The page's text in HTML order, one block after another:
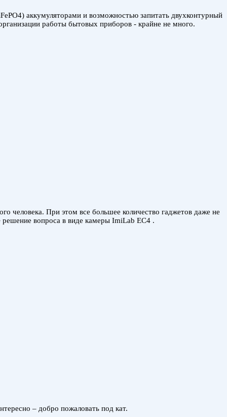
аккумуляторами и возможностью запитать двухконтурный
работы бытовых приборов - крайне не много.
человека. При этом все большее количество гаджетов даже не
вопроса в виде камеры ImiLab EC4 .
– добро пожаловать под кат.